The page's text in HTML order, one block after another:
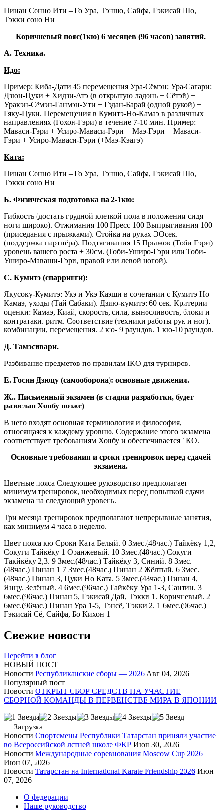
Пинан Сонно Ити – Го Ура, Тэншо, Сайфа, Гэкисай Шо,
Тэкки соно Ни
Коричневый пояс(1кю) 6 месяцев (96 часов) занятий.
А. Техника.
Идо:
Пример: Киба-Дати 45 перемещения Ура-Сёмэн; Ура-Сагари:
Дзюн-Цуки + Хидзи-Атэ (в открытую ладонь + Сётэй) +
Уракэн-Сёмэн-Ганмэн-Ути + Гэдан-Барай (одной рукой) +
Гяку-Цуки. Перемещения в Кумитэ-Но-Камаэ в различных
направлениях (Гохон-Гэри) в течение 7-10 мин. Пример:
Маваси-Гэри + Усиро-Маваси-Гэри + Маэ-Гэри + Маваси-
Гэри + Усиро-Маваси-Гэри (+Маэ-Кэагэ)
Ката:
Пинан Сонно Ити – Го Ура, Тэншо, Сайфа, Гэкисай Шо,
Тэкки соно Ни
Б. Физическая подготовка на 2-1кю:
Гибкость (достать грудной клеткой пола в положении сидя
ноги широко). Отжимания 100 Пресс 100 Выпрыгивания 100
(приседания с прыжками). Стойка на руках ЭОсек.
(поддержка партнёра). Подтягивания 15 Прыжок (Тоби Гэри)
уровень вашего роста + 30см. (Тоби-Уширо-Гэри или Тоби-
Уширо-Маваши-Гэри, правой или левой ногой).
С. Кумитэ (спарринги):
Якусоку-Кумитэ: Укэ и Укэ Каэши в сочетании с Кумитэ Но
Камаэ, уходы (Тай Сабаки). Дзию-кумитэ: 60 сек. Критерии
оценки: Камаэ, Киай, скорость, сила, выносливость, блоки и
контратаки, ритм. Соответствие (техники работы рук и ног),
комбинации, перемещения. 2 кю- 9 раундов. 1 кю-10 раундов.
Д. Тамэсивари.
Разбивание предметов по правилам IКО для турниров.
Е. Госин Дзюцу (самооборона): основные движения.
Ж.. Письменный экзамен (в стадии разработки, будет
разослан Хонбу позже)
В него входят основная терминология и философия,
относящаяся к каждому уровню. Содержание этого экзамена
соответствует требованиям Хонбу и обеспечивается 1КО.
Основные требования и сроки тренировок перед сдачей
экзамена.
Цветные пояса Следующее руководство предполагает
минимум тренировок, необходимых перед попыткой сдачи
экзамена на следующий уровень.
Три месяца тренировок предполагают непрерывные занятия,
как минимум 4 часа в неделю.
Цвет пояса кю Сроки Ката Белый. 0 Змес.(48час.) Тайкёку 1,2,
Сокуги Тайкёку 1 Оранжевый. 10 Змес.(48час.) Сокуги
Такйкёку 2,3. 9 Змес.(48час.) Тайкёку 3, Синий. 8 Змес.
(48час.) Пинан 1 7 Змес.(48час.) Пинан 2 Жёлтый. 6 Змес.
(48час.) Пинан 3, Цуки Но Ката. 5 Змес.(48час.) Пинан 4,
Янцу. Зелёный. 4 6мес.(96час.) Тайкёку Ура 1-3, Сантин. 3
6мес.(96час.) Пинан 5, Гэкисай Дай, Тэкки 1. Коричневый. 2
6мес.(96час.) Пинан Ура 1-5, Тэнсё, Тэкки 2. 1 6мес.(96час.)
Гэкисай Сё, Сайфа, Бо Кихон 1
Свежие новости
Перейти в блог
НОВЫЙ ПОСТ
Новости Республиканские сборы — 2026 Авг 04, 2026
Популярный пост
Новости ОТКРЫТ СБОР СРЕДСТВ НА УЧАСТИЕ
СБОРНОЙ КОМАНДЫ В ПЕРВЕНСТВЕ МИРА В ЯПОНИИ
Загрузка...
Новости Спортсмены Республики Татарстан приняли участие
во Всероссийской летней школе ФКР Июн 30, 2026
Новости Международные соревнования Moscow Cup 2026
Июн 07, 2026
Новости Татарстан на International Karate Friendship 2026 Июн
07, 2026
О федерации
Наше руководство